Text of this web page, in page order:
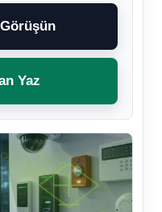
Yaz